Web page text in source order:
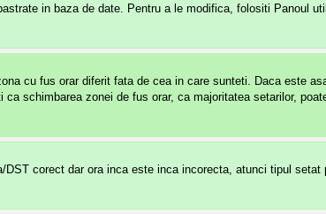
in baza de date. Pentru a le modifica, folositi Panoul
cu fus orar diferit fata de cea in care sunteti. Daca este
schimbarea zonei de fus orar, ca majoritatea setarilor,
corect dar ora inca este inca incorecta, atunci tipul